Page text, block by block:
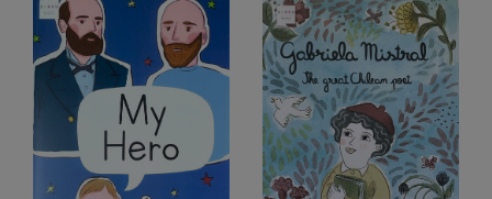
VER DETALLES VER DETALLES